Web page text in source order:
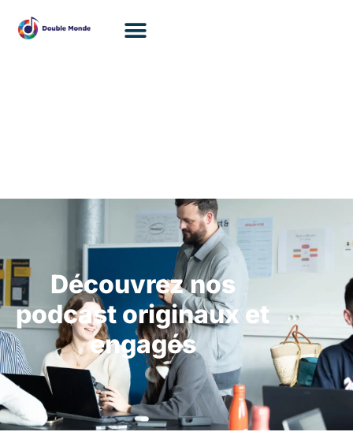
Découvrez nos
podcast originaux et
engagés